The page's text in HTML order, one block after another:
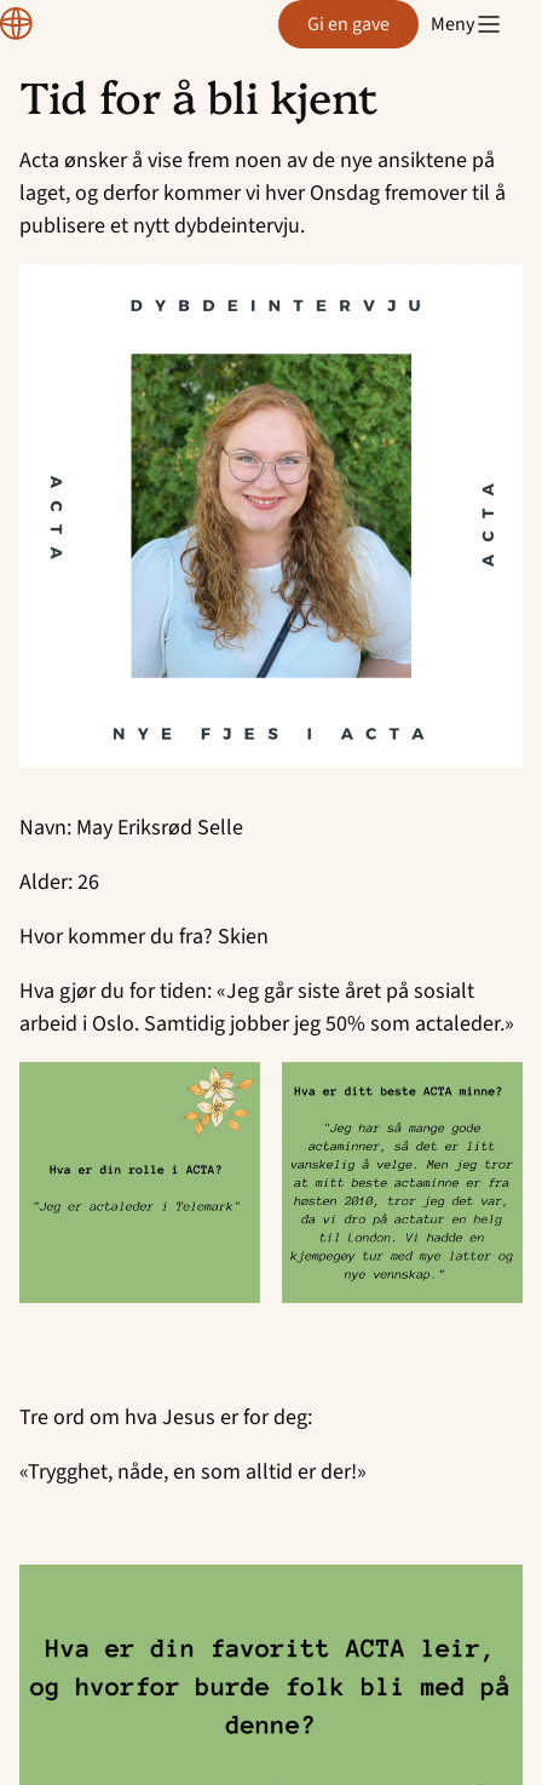
Hopp
innhold
Region
Telemark Gi en gave Meny
Tid for å bli kjent
Acta ønsker å vise frem noen av de nye ansiktene på
laget, og derfor kommer vi hver Onsdag fremover til å
publisere et nytt dybdeintervju.
Navn: May Eriksrød Selle
Alder: 26
Hvor kommer du fra? Skien
Hva gjør du for tiden: «Jeg går siste året på sosialt
arbeid i Oslo. Samtidig jobber jeg 50% som actaleder.»
Tre ord om hva Jesus er for deg:
«Trygghet, nåde, en som alltid er der!»